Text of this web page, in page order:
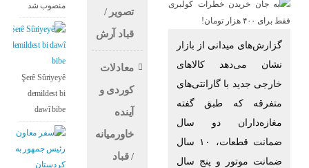
گزارش‌های میدانی از بازار
نشان می‌دهد کالاهای
خارجی جدید با گارانتی‌های
متفرقه که طبق گفته
مغازه‌داران دو سال
ضمانت قطعات، ۱۰ سال
ضمانت موتور و پنج سال
تصویر /
قباد آرش
معادلات
کوردی و
آینده
خاورمیانه
/ قباد
منصوب شد
Şerê Sûriyeyê
demildest bi
dawî bibe